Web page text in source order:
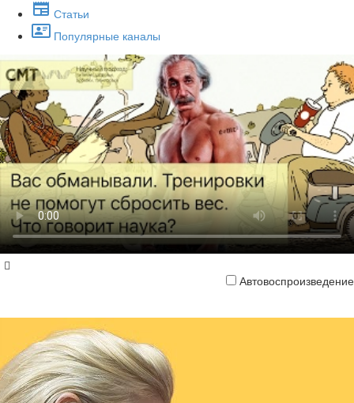
Статьи
Популярные каналы
Автовоспроизведение